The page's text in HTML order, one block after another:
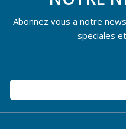
Abonnez vous a notre
speciales